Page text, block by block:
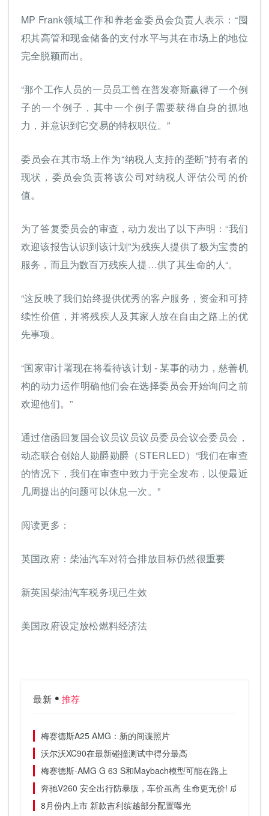
MP Frank领域工作和养老金委员会负责人表示：“囤
积其高管和现金储备的支付水平与其在市场上的地位
完全脱颖而出。
“那个工作人员的一员员工曾在普发赛斯赢得了一个例
子的一个例子，其中一个例子需要获得自身的抓地
力，并意识到它交易的特权职位。”
委员会在其市场上作为“纳税人支持的垄断”持有者的
现状，委员会负责将该公司对纳税人评估公司的价
值。
为了答复委员会的审查，动力发出了以下声明：“我们
欢迎该报告认识到该计划”为残疾人提供了极为宝贵的
服务，而且为数百万残疾人提…供了其生命的人“。
“这反映了我们始终提供优秀的客户服务，资金和可持
续性价值，并将残疾人及其家人放在自由之路上的优
先事项。
“国家审计署现在将看待该计划 - 某事的动力，慈善机
构的动力运作明确他们会在选择委员会开始询问之前
欢迎他们。”
通过信函回复国会议员议员议员委员会议会委员会，
动态联合创始人勋爵勋爵（STERLED）“我们在审查
的情况下，我们在审查中致力于完全发布，以便最近
几周提出的问题可以休息一次。”
阅读更多：
英国政府：柴油汽车对符合排放目标仍然很重要
新英国柴油汽车税务现已生效
美国政府设定放松燃料经济法
最新 推荐
梅赛德斯A25 AMG：新的间谍照片
沃尔沃XC90在最新碰撞测试中得分最高
梅赛德斯-AMG G 63 S和Maybach模型可能在路上
奔驰V260 安全出行防暴版，车价虽高 生命更无价! 成功人士
8月份内上市 新款吉利缤越部分配置曝光